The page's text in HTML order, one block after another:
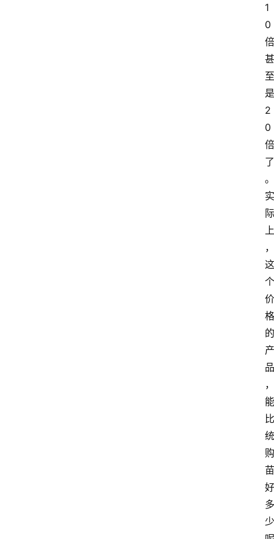
1
0
倍
甚
至
是
2
0
倍
了
。
实
际
上
，
这
个
价
格
的
产
品
，
能
比
统
购
苗
好
多
少